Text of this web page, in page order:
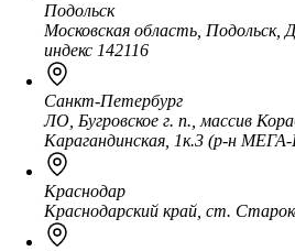
Подольск
Московская область, Подольск,
индекс 142116
Санкт-Петербург
ЛО, Бугровское г. п., массив
Карагандинская, 1к.3 (р-н
Краснодар
Краснодарский край, ст.